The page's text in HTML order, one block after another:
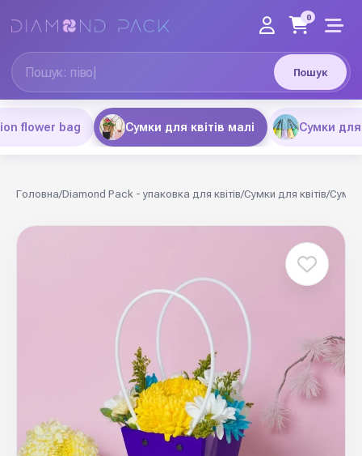
Пошук
0
flower bag Сумки для квітів малі Сумки для
Головна/Diamond Pack - упаковка для квітів/Сумки для квітів/Сумки